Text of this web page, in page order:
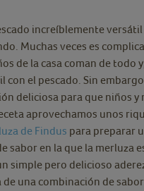
increíblemente versátil
Muchas veces es
de la casa coman de todo
con el pescado. Sin
deliciosa para que niños y
aprovechamos unos
de Findus para preparar
sabor en la que la merluza
simple pero delicioso
de una combinación de